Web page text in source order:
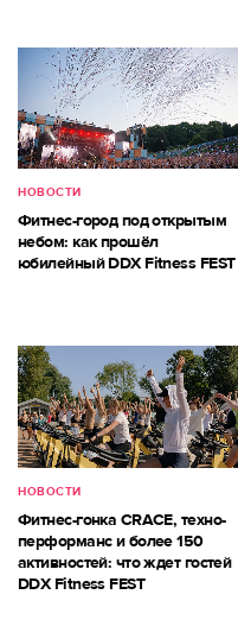
НОВОСТИ
Фитнес-город под открытым
небом: как прошёл
юбилейный DDX Fitness FEST
НОВОСТИ
Фитнес-гонка CRACE, техно-
перформанс и более 150
активностей: что ждет гостей
DDX Fitness FEST